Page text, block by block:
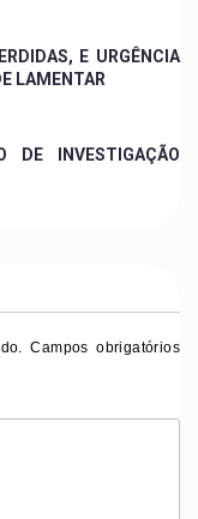
E URGÊNCIA
LAMENTAR
DE INVESTIGAÇÃO
Campos obrigatórios